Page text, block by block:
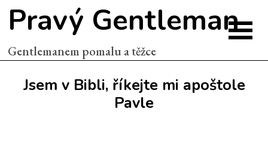
Pravý Gentleman
Gentlemanem pomalu a těžce
Jsem v Bibli, říkejte mi apoštole
Pavle